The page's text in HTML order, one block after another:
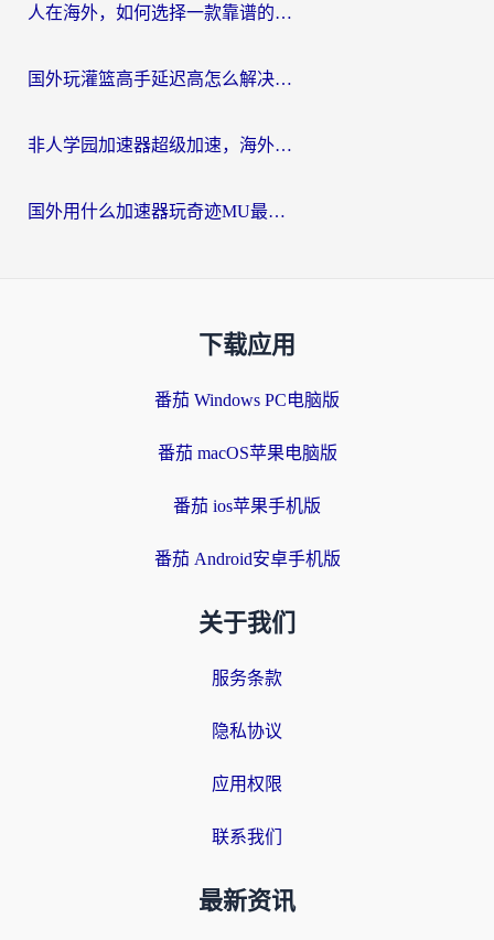
人在海外，如何选择一款靠谱的玩剑灵2加速器？
国外玩灌篮高手延迟高怎么解决？海外玩家国服游戏加速终极指南
非人学园加速器超级加速，海外玩家重返国服的通行证
国外用什么加速器玩奇迹MU最好？2026海外玩家国服游戏加速全攻略
下载应用
番茄 Windows PC电脑版
番茄 macOS苹果电脑版
番茄 ios苹果手机版
番茄 Android安卓手机版
关于我们
服务条款
隐私协议
应用权限
联系我们
最新资讯